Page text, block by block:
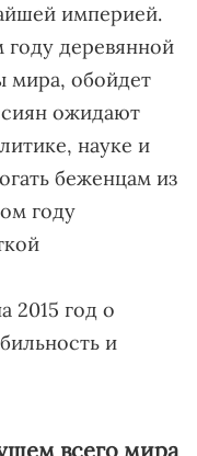
империей.
деревянной
мира, обойдет
ожидают
науке и
беженцам из
году
2015 год о
и
всего мира